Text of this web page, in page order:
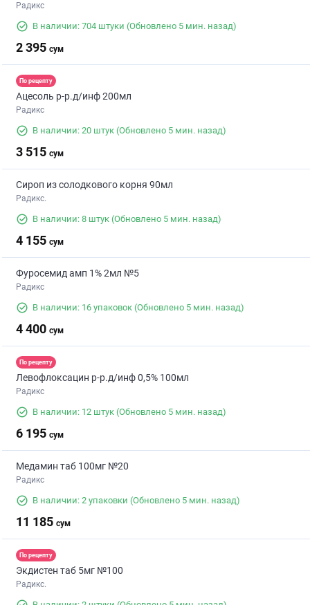
Радикс
В наличии: 704 штуки (Обновлено 5 мин. назад)
2 395 сум
По рецепту
Ацесоль р-р.д/инф 200мл
Радикс
В наличии: 20 штук (Обновлено 5 мин. назад)
3 515 сум
Сироп из солодкового корня 90мл
Радикс.
В наличии: 8 штук (Обновлено 5 мин. назад)
4 155 сум
Фуросемид амп 1% 2мл №5
Радикс
В наличии: 16 упаковок (Обновлено 5 мин. назад)
4 400 сум
По рецепту
Левофлоксацин р-р.д/инф 0,5% 100мл
Радикс
В наличии: 12 штук (Обновлено 5 мин. назад)
6 195 сум
Медамин таб 100мг №20
Радикс
В наличии: 2 упаковки (Обновлено 5 мин. назад)
11 185 сум
По рецепту
Экдистен таб 5мг №100
Радикс.